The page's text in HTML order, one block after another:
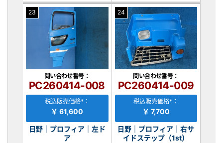
23
問い合わせ番号：
PC260414-008
税込販売価格*：
￥ 61,600
日野｜プロフィア｜左ド
ア
24
問い合わせ番号：
PC260414-009
税込販売価格*：
￥ 7,700
日野｜プロフィア｜右サ
イドステップ（1st）